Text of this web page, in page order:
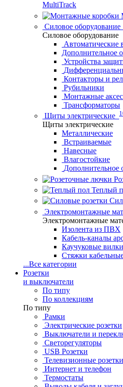
MultiTrack
Силовое оборудование
Силовое оборудование
Автоматические
Дополнительное
Устройства
Контакторы и
Рубильники
Монтажные
Трансформаторы
Щиты электрические
Щиты электрические
Металлические
Встраиваемые
Навесные
Влагостойкие
Дополнительное
Теплый
Электромонтажные
Электромонтажные
Изолента из ПВХ
Кабель-каналы
Каучуковые
Стяжки
...Все категории
Розетки
и выключатели
По типу
По коллекциям
По типу
Рамки
Электрические розетки
Выключатели и
Светорегуляторы
USB Розетки
Телевизионные розетки
Интернет и телефон
Термостаты